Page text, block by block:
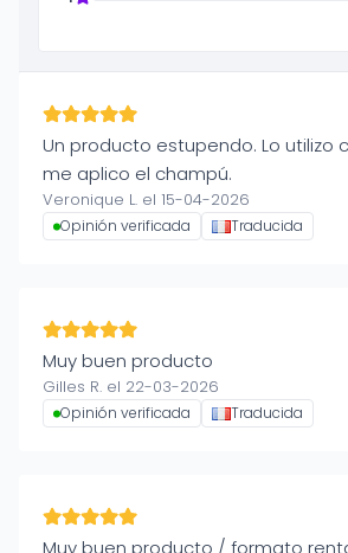
Un producto estupendo. Lo utilizo
me aplico el champú.
Veronique L. el 15-04-2026
Opinión verificada Traducida
Muy buen producto
Gilles R. el 22-03-2026
Opinión verificada Traducida
Muy buen producto / formato